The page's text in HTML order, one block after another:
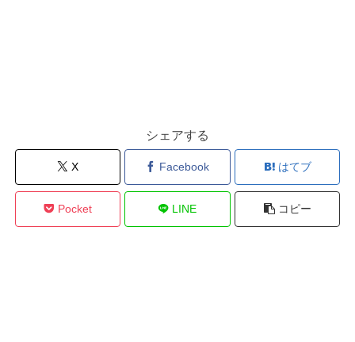
シェアする
X Facebook はてブ
Pocket LINE コピー